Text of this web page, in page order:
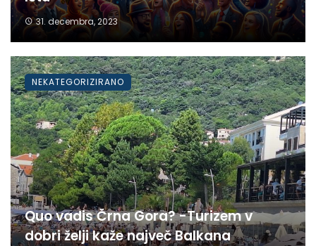
31. decembra, 2023
Quo vadis Črna Gora? -Turizem v
dobri želji kaže največ Balkana
NEKATEGORIZIRANO